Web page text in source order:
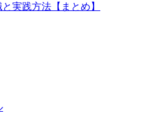
実践方法【まとめ】